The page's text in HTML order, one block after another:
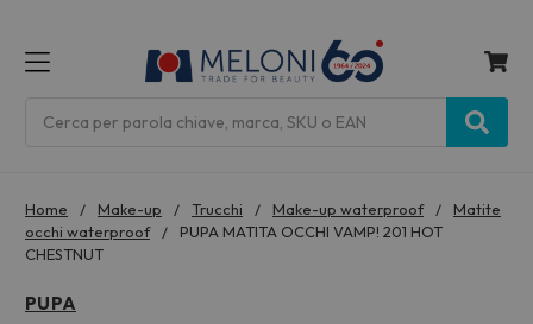
Home Make-up Trucchi Make-up waterproof
Matite
occhi waterproof
PUPA MATITA OCCHI VAMP! 201 HOT
CHESTNUT
PUPA